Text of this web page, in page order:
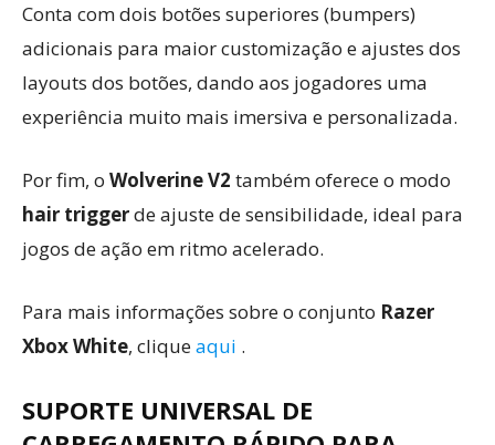
Conta com dois botões superiores (bumpers)
adicionais para maior customização e ajustes dos
layouts dos botões, dando aos jogadores uma
experiência muito mais imersiva e personalizada.
Por fim, o Wolverine V2 também oferece o modo
hair triggerde ajuste de sensibilidade, ideal para
jogos de ação em ritmo acelerado.
Para mais informações sobre o conjunto Razer
Xbox White, cliqueaqui .
SUPORTE UNIVERSAL DE